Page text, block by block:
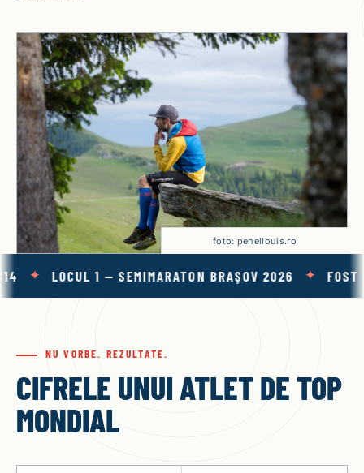
foto: penellouis.ro
LOCUL 1 — SEMIMARATON BRAȘOV 2026 ✦ FOST
NU VORBE. REZULTATE.
CIFRELE UNUI ATLET DE TOP
MONDIAL